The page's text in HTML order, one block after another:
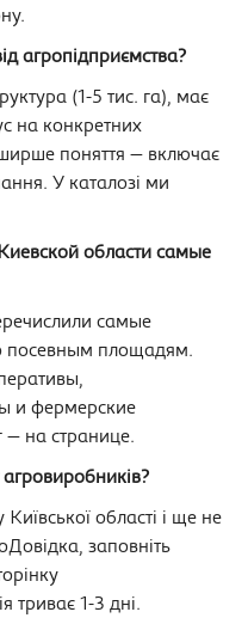
агропідприємства?
(1-5 тис. га), має
на конкретних
поняття — включає
У каталозі ми
области самые
самые
посевным площадям.
и фермерские
на странице.
області і ще не
заповніть
триває 1-3 дні.